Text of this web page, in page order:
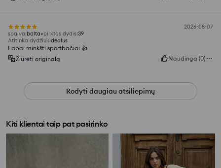
2026-08-07
spalva:balta pirktas dydis:39
Atitinka dydžiui:idealus
Labai minkšti sportbačiai 👍️
Žiūrėti originalą
Naudinga (0)
Rodyti daugiau atsiliepimų
Kiti klientai taip pat pasirinko